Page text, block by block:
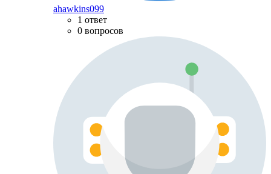
ahawkins099
1 ответ
0 вопросов